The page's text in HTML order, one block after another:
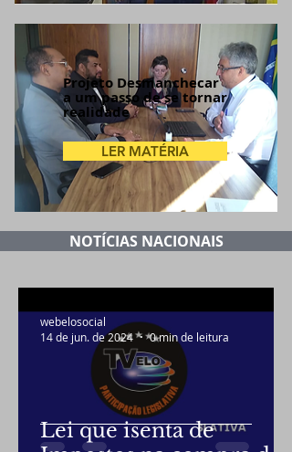
Projeto Desmanchecar
a um passo de se tornar
realidade
LER MATÉRIA
NOTÍCIAS NACIONAIS
Lei que isenta de
webelosocial
14 de jun. de 2024
0 min de leitura